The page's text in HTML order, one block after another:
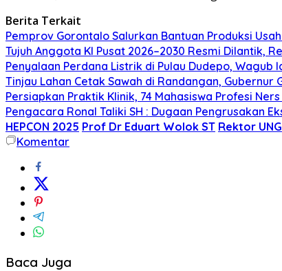
Berita Terkait
Pemprov Gorontalo Salurkan Bantuan Produksi
Tujuh Anggota KI Pusat 2026–2030 Resmi Dilantik,
Penyalaan Perdana Listrik di Pulau Dudepo,
Tinjau Lahan Cetak Sawah di Randangan,
Persiapkan Praktik Klinik, 74 Mahasiswa Profesi
Pengacara Ronal Taliki SH : Dugaan Pengrusakan
HEPCON 2025 Prof Dr Eduart Wolok ST Rektor UNG
Komentar
Baca Juga